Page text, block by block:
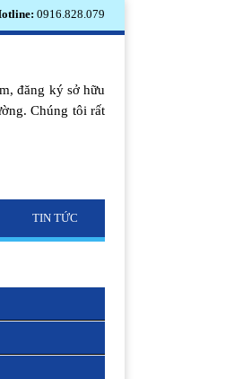
0916.828.079
đăng ký sở hữu
Chúng tôi rất
TIN TỨC